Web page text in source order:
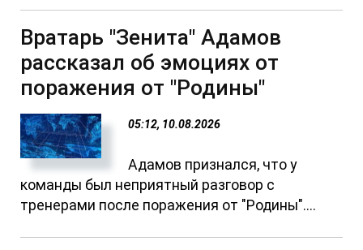
Вратарь "Зенита" Адамов
рассказал об эмоциях от
поражения от "Родины"
05:12, 10.08.2026
Адамов признался, что у
команды был неприятный разговор с
тренерами после поражения от "Родины"....